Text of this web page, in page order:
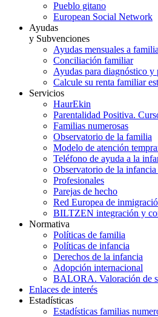
Pueblo gitano
European Social Network
Ayudas
y Subvenciones
Ayudas mensuales a
Conciliación familiar
Ayudas para diagnóstico
Calcule su renta familiar
Servicios
HaurEkin
Parentalidad Positiva.
Familias numerosas
Observatorio de la familia
Modelo de atención
Teléfono de ayuda a la
Observatorio de la infancia
Profesionales
Parejas de hecho
Red Europea de
BILTZEN integración y
Normativa
Políticas de familia
Políticas de infancia
Derechos de la infancia
Adopción internacional
BALORA. Valoración de
Enlaces de interés
Estadísticas
Estadísticas familias